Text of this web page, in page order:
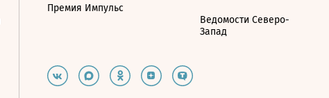
Премия Импульс
Ведомости Северо-
Запад